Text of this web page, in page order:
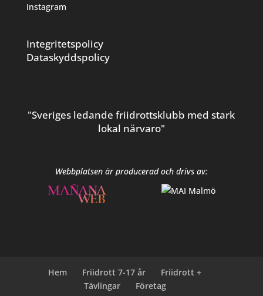
Instagram
Integritetspolicy
Dataskyddspolicy
"Sveriges ledande friidrottsklubb med stark
lokal närvaro"
Webbplatsen är producerad och drivs av:
Hem Friidrott 7-17 år
Friidrott +
Tävlingar
Företag